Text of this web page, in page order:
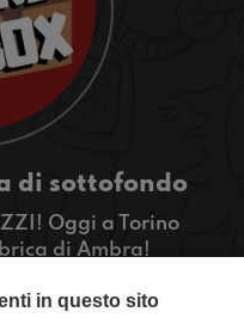
di sottofondo
Oggi a Torino
di Ambra!
selvatica su
in questo sito